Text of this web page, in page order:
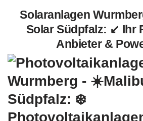
Solaranlagen
Solar Südpfalz: ↙️ Ihr
Anbieter &